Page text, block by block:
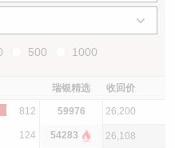
500 1000
瑞银精选 收回价
812 59976 26,200
124 54283 26,108